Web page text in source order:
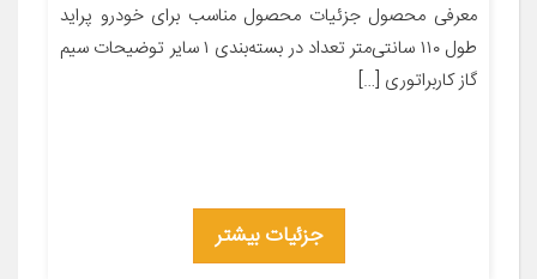
معرفی محصول جزئیات محصول مناسب برای خودرو پراید
طول ۱۱۰ سانتی‌متر تعداد در بسته‌بندی ۱ سایر توضیحات سیم
گاز کاربراتوری […]
جزئیات بیشتر